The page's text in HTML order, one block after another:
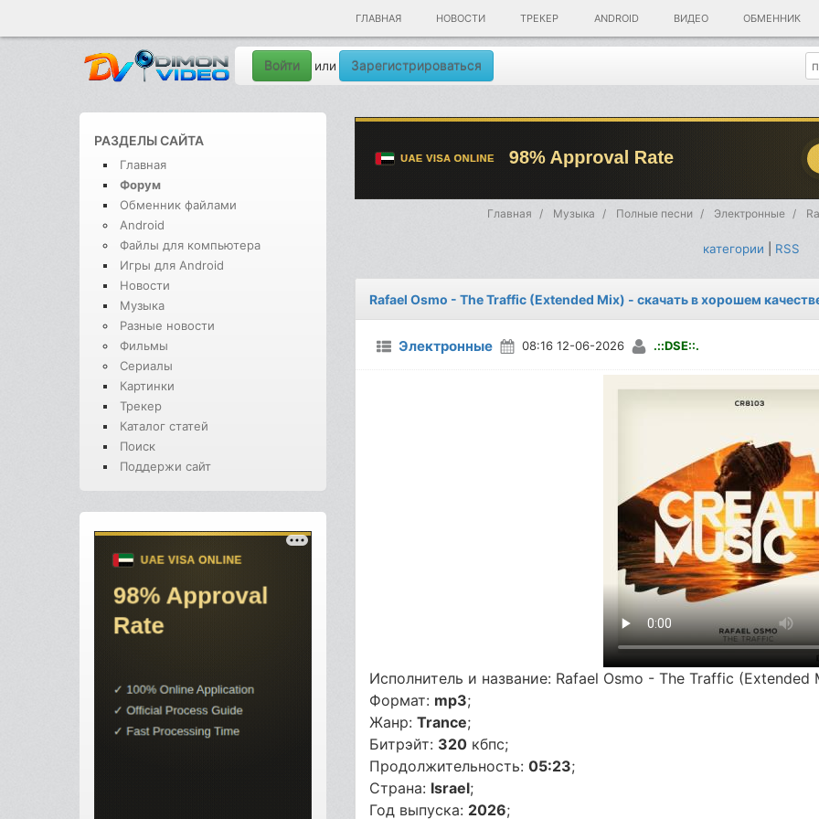
ГЛАВНАЯ НОВОСТИ ТРЕКЕР ANDROID ВИДЕО ОБМЕННИК
Войти или Зарегистрироваться
РАЗДЕЛЫ САЙТА
Главная
Форум
Обменник файлами
Android
Файлы для компьютера
Игры для Android
Новости
Музыка
Разные новости
Фильмы
Сериалы
Картинки
Трекер
Каталог статей
Поиск
Поддержи сайт
Главная Музыка Полные песни Электронные
категории RSS
Rafael Osmo - The Traffic (Extended Mix) - скачать в хорошем
Электронные 08:16 12-06-2026 .::DSE::.
Исполнитель и название: Rafael Osmo - The Traffic (Extended
Формат: mp3;
Жанр:Trance;
Битрэйт: 320 кбпс;
Продолжительность:05:23;
Страна: Israel;
Год выпуска: 2026;